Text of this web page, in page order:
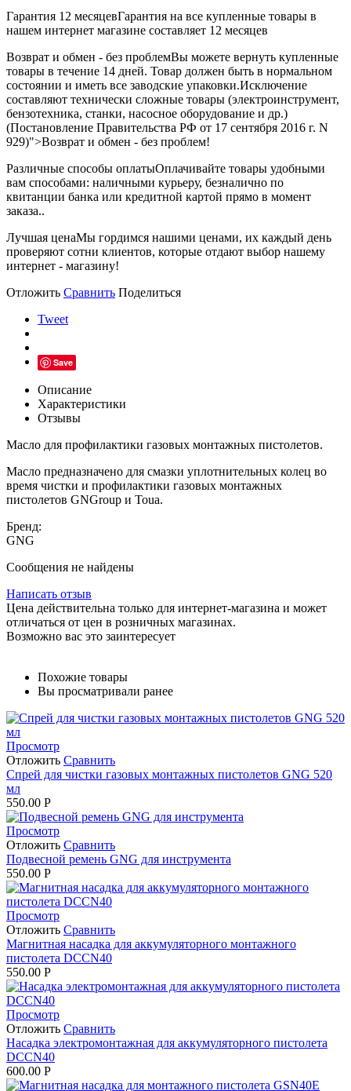
Гарантия 12 месяцевГарантия на все купленные товары в
нашем интернет магазине составляет 12 месяцев
Возврат и обмен - без проблемВы можете вернуть купленные
товары в течение 14 дней. Товар должен быть в нормальном
состоянии и иметь все заводские упаковки.Исключение
составляют технически сложные товары (электроинструмент,
бензотехника, станки, насосное оборудование и др.)
(Постановление Правительства РФ от 17 сентября 2016 г. N
929)">Возврат и обмен - без проблем!
Различные способы оплатыОплачивайте товары удобными
вам способами: наличными курьеру, безналично по
квитанции банка или кредитной картой прямо в момент
заказа..
Лучшая ценаМы гордимся нашими ценами, их каждый день
проверяют сотни клиентов, которые отдают выбор нашему
интернет - магазину!
Отложить Сравнить Поделиться
Tweet
Save
Описание
Характеристики
Отзывы
Масло для профилактики газовых монтажных пистолетов.
Масло предназначено для смазки уплотнительных колец во
время чистки и профилактики газовых монтажных
пистолетов GNGroup и Toua.
Бренд:
GNG
Сообщения не найдены
Написать отзыв
Цена действительна только для интернет-магазина и может
отличаться от цен в розничных магазинах.
Возможно вас это заинтересует
Похожие товары
Вы просматривали ранее
Просмотр
Отложить Сравнить
Спрей для чистки газовых монтажных пистолетов GNG 520
мл
550.00 Р
Просмотр
Отложить Сравнить
Подвесной ремень GNG для инструмента
550.00 Р
Просмотр
Отложить Сравнить
Магнитная насадка для аккумуляторного монтажного
пистолета DCCN40
550.00 Р
Просмотр
Отложить Сравнить
Насадка электромонтажная для аккумуляторного пистолета
DCCN40
600.00 Р